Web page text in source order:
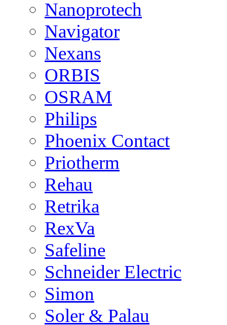
Nanoprotech
Navigator
Nexans
ORBIS
OSRAM
Philips
Phoenix Contact
Priotherm
Rehau
Retrika
RexVa
Safeline
Schneider Electric
Simon
Soler & Palau